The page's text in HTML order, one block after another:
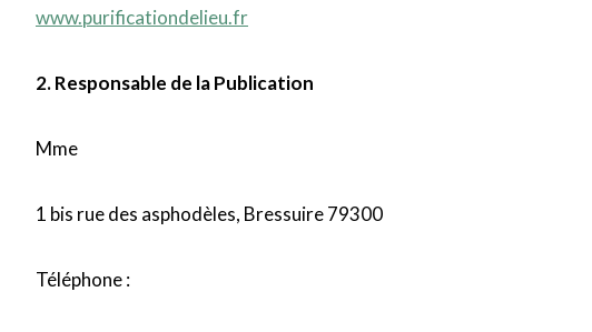
www.purificationdelieu.fr
2. Responsable de la Publication
Mme
1 bis rue des asphodèles, Bressuire 79300
Téléphone :